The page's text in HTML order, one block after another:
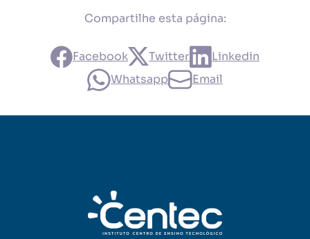
Compartilhe esta página:
Facebook Twitter
Linkedin
Whatsapp
Email